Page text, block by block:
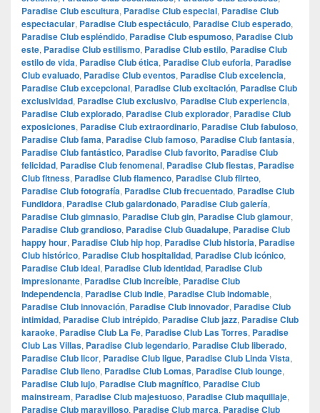
Paradise Club escultura, Paradise Club especial, Paradise Club
espectacular, Paradise Club espectáculo, Paradise Club esperado,
Paradise Club espléndido, Paradise Club espumoso, Paradise Club
este, Paradise Club estilismo, Paradise Club estilo, Paradise Club
estilo de vida, Paradise Club ética, Paradise Club euforia, Paradise
Club evaluado, Paradise Club eventos, Paradise Club excelencia,
Paradise Club excepcional, Paradise Club excitación, Paradise Club
exclusividad, Paradise Club exclusivo, Paradise Club experiencia,
Paradise Club explorado, Paradise Club explorador, Paradise Club
exposiciones, Paradise Club extraordinario, Paradise Club fabuloso,
Paradise Club fama, Paradise Club famoso, Paradise Club fantasía,
Paradise Club fantástico, Paradise Club favorito, Paradise Club
felicidad, Paradise Club fenomenal, Paradise Club fiestas, Paradise
Club fitness, Paradise Club flamenco, Paradise Club flirteo,
Paradise Club fotografía, Paradise Club frecuentado, Paradise Club
Fundidora, Paradise Club galardonado, Paradise Club galería,
Paradise Club gimnasio, Paradise Club gin, Paradise Club glamour,
Paradise Club grandioso, Paradise Club Guadalupe, Paradise Club
happy hour, Paradise Club hip hop, Paradise Club historia, Paradise
Club histórico, Paradise Club hospitalidad, Paradise Club icónico,
Paradise Club ideal, Paradise Club identidad, Paradise Club
impresionante, Paradise Club increíble, Paradise Club
Independencia, Paradise Club indie, Paradise Club indomable,
Paradise Club innovación, Paradise Club innovador, Paradise Club
intimidad, Paradise Club intrépido, Paradise Club jazz, Paradise Club
karaoke, Paradise Club La Fe, Paradise Club Las Torres, Paradise
Club Las Villas, Paradise Club legendario, Paradise Club liberado,
Paradise Club licor, Paradise Club ligue, Paradise Club Linda Vista,
Paradise Club lleno, Paradise Club Lomas, Paradise Club lounge,
Paradise Club lujo, Paradise Club magnífico, Paradise Club
mainstream, Paradise Club majestuoso, Paradise Club maquillaje,
Paradise Club maravilloso, Paradise Club marca, Paradise Club